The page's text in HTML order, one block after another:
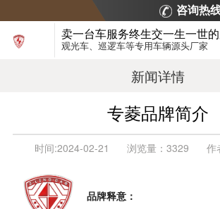
咨询热
卖一台车服务终生交一生一世
观光车、巡逻车等专用车辆源头厂家
新闻详情
专菱品牌简介
时间:2024-02-21 浏览量： 3329 作
品牌释意：